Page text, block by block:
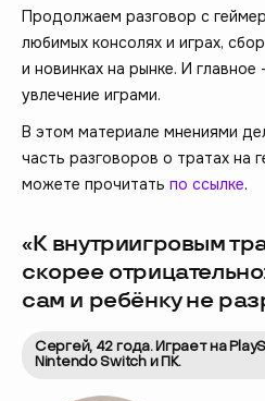
Продолжаем разговор с
любимых консолях и играх,
и новинках на рынке. И
увлечение играми.
В этом материале мнениями
часть разговоров о тратах на
можете прочитать по ссылке.
«К внутриигровым
скорее
сам и ребёнку не
Сергей, 42 года. Играет на
Nintendo Switch и ПК.